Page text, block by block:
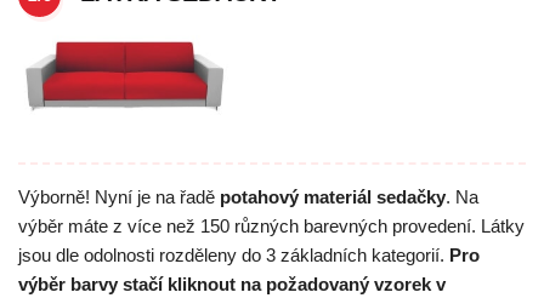
Výborně! Nyní je na řadě potahový materiál sedačky. Na
výběr máte z více než 150 různých barevných provedení. Látky
jsou dle odolnosti rozděleny do 3 základních kategorií. Pro
výběr barvy stačí kliknout na požadovaný vzorek v